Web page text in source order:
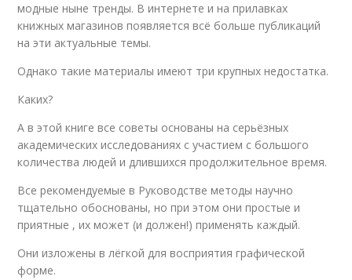
модные ныне тренды. В интернете и на прилавках
книжных магазинов появляется всё больше публикаций
на эти актуальные темы.
Однако такие материалы имеют три крупных недостатка.
Каких?
А в этой книге все советы основаны на серьёзных
академических исследованиях с участием с большого
количества людей и длившихся продолжительное время.
Все рекомендуемые в Руководстве методы научно
тщательно обоснованы, но при этом они простые и
приятные , их может (и должен!) применять каждый.
Они изложены в лёгкой для восприятия графической
форме.